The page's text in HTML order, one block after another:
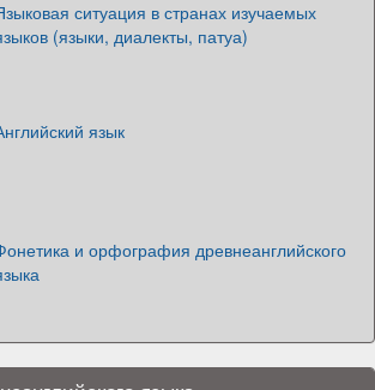
ситуация в странах изучаемых
(языки, диалекты, патуа)
язык
и орфография древнеанглийского